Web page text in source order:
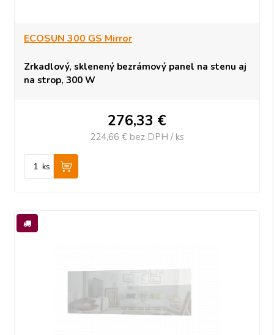
ECOSUN 300 GS Mirror
Zrkadlový, sklenený bezrámový panel na stenu aj
na strop, 300 W
276,33 €
224,66 € bez DPH / ks
ks